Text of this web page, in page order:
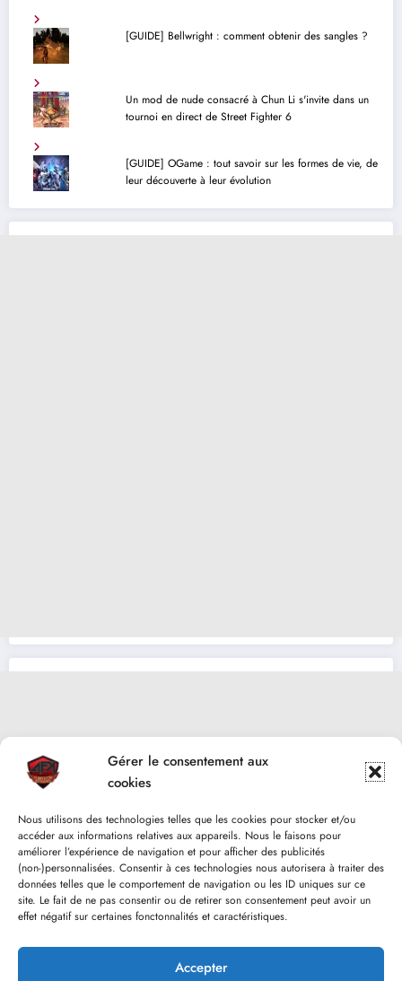
Gérer le consentement aux
cookies
Nous utilisons des technologies telles que les cookies pour stocker et/ou
accéder aux informations relatives aux appareils. Nous le faisons pour
améliorer l’expérience de navigation et pour afficher des publicités
(non-)personnalisées. Consentir à ces technologies nous autorisera à traiter des
données telles que le comportement de navigation ou les ID uniques sur ce
site. Le fait de ne pas consentir ou de retirer son consentement peut avoir un
effet négatif sur certaines fonctonnalités et caractéristiques.
Accepter
[GUIDE] Bellwright : comment obtenir des sangles ?
Un mod de nude consacré à Chun Li s'invite dans un
tournoi en direct de Street Fighter 6
[GUIDE] OGame : tout savoir sur les formes de vie, de
leur découverte à leur évolution